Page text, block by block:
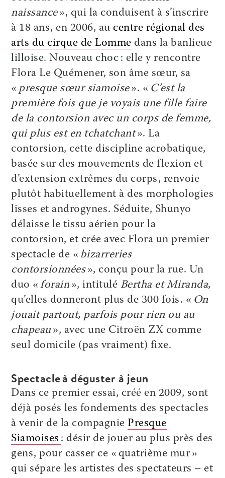
naissance», qui la conduisent à s’inscrire
à 18 ans, en 2006, aucentre régional des
arts du cirque de Lomme dans la banlieue
lilloise. Nouveau choc : elle y rencontre
Flora Le Quémener, son âme sœur, sa
« presque sœur siamoise». « C’est la
première fois que je voyais une fille faire
de la contorsion avec un corps de femme,
qui plus est en tchatchant». La
contorsion, cette discipline acrobatique,
basée sur des mouvements de flexion et
d’extension extrêmes du corps, renvoie
plutôt habituellement à des morphologies
lisses et androgynes. Séduite, Shunyo
délaisse le tissu aérien pour la
contorsion, et crée avec Flora un premier
spectacle de « bizarreries
contorsionnées», conçu pour la rue. Un
duo «forain », intitulé Bertha et Miranda,
qu’elles donneront plus de 300 fois. « On
jouait partout, parfois pour rien ou au
chapeau», avec une Citroën ZX comme
seul domicile (pas vraiment) fixe.
Spectacle à déguster à jeun
Dans ce premier essai, créé en 2009, sont
déjà posés les fondements des spectacles
à venir de la compagnie Presque
Siamoises : désir de jouer au plus près des
gens, pour casser ce « quatrième mur »
qui sépare les artistes des spectateurs – et